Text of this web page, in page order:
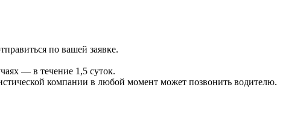
по вашей заявке.
— в течение 1,5 суток.
компании в любой момент может позвонить водителю.